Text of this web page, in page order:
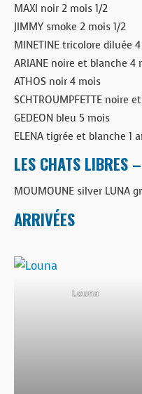
MAXI noir 2 mois 1/2
JIMMY smoke 2 mois 1/2
MINETINE tricolore diluée
ARIANE noire et blanche 4
ATHOS noir 4 mois
SCHTROUMPFETTE noire
GEDEON bleu 5 mois
ELENA tigrée et blanche 1
LES CHATS
MOUMOUNE silver LUNA
ARRIVÉES
Louna